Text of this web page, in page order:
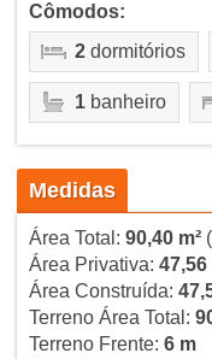
Cômodos:
2dormitórios
1banheiro
Medidas
Área Total: 90,40 m²
Área Privativa: 47,56
Área Construída:
Terreno Área Total:
Terreno Frente: 6 m